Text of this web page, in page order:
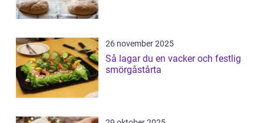
26 november 2025
Så lagar du en vacker och festlig
smörgåstårta